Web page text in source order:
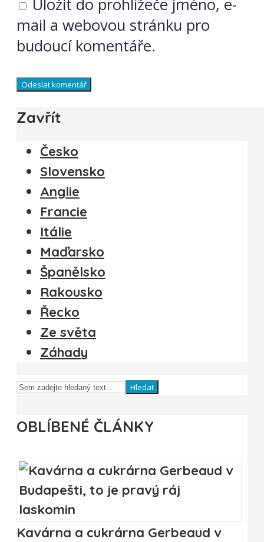
Uložit do prohlížeče jméno, e-
mail a webovou stránku pro
budoucí komentáře.
Zavřít
Česko
Slovensko
Anglie
Francie
Itálie
Maďarsko
Španělsko
Rakousko
Řecko
Ze světa
Záhady
Hledat
OBLÍBENÉ ČLÁNKY
Kavárna a cukrárna Gerbeaud v